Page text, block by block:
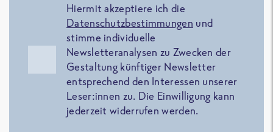
Hiermit akzeptiere ich die
Datenschutzbestimmungen und
stimme individuelle
Newsletteranalysen zu Zwecken der
Gestaltung künftiger Newsletter
entsprechend den Interessen unserer
Leser:innen zu. Die Einwilligung kann
jederzeit widerrufen werden.